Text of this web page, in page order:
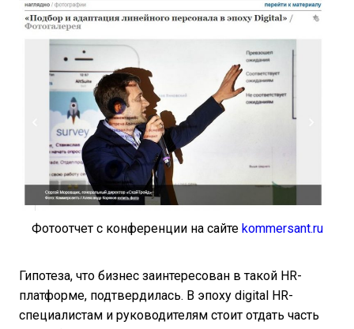
Фотоотчет с конференции на сайте kommersant.ru
Гипотеза, что бизнес заинтересован в такой HR-
платформе, подтвердилась. В эпоху digital HR-
специалистам и руководителям стоит отдать часть